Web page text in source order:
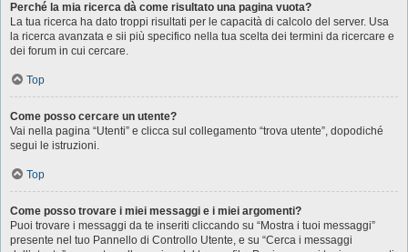
Perché la mia ricerca dà come risultato una pagina vuota?
La tua ricerca ha dato troppi risultati per le capacità di calcolo del server. Usa
la ricerca avanzata e sii più specifico nella tua scelta dei termini da ricercare e
dei forum in cui cercare.
Top
Come posso cercare un utente?
Vai nella pagina “Utenti” e clicca sul collegamento “trova utente”, dopodiché
segui le istruzioni.
Top
Come posso trovare i miei messaggi e i miei argomenti?
Puoi trovare i messaggi da te inseriti cliccando su “Mostra i tuoi messaggi”
presente nel tuo Pannello di Controllo Utente, e su “Cerca i messaggi